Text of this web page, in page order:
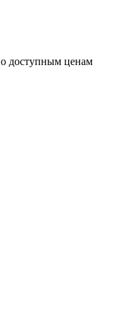
доступным ценам